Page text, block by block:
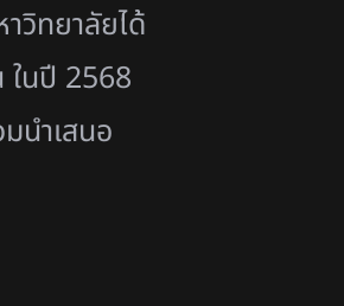
วิทยาลัยได้
ในปี 2568
นำเสนอ